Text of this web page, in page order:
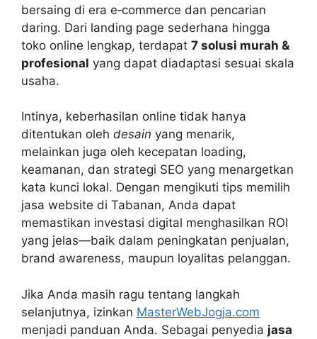
bersaing di era e‑commerce dan pencarian
daring. Dari landing page sederhana hingga
toko online lengkap, terdapat 7 solusi murah &
profesional yang dapat diadaptasi sesuai skala
usaha.
Intinya, keberhasilan online tidak hanya
ditentukan oleh desain yang menarik,
melainkan juga oleh kecepatan loading,
keamanan, dan strategi SEO yang menargetkan
kata kunci lokal. Dengan mengikuti tips memilih
jasa website di Tabanan, Anda dapat
memastikan investasi digital menghasilkan ROI
yang jelas—baik dalam peningkatan penjualan,
brand awareness, maupun loyalitas pelanggan.
Jika Anda masih ragu tentang langkah
selanjutnya, izinkan MasterWebJogja.com
menjadi panduan Anda. Sebagai penyedia jasa